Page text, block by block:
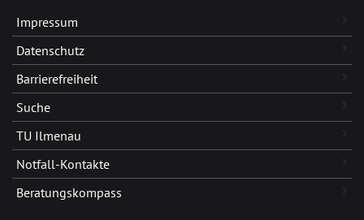
Impressum
Datenschutz
Barrierefreiheit
Suche
TU Ilmenau
Notfall-Kontakte
Beratungskompass